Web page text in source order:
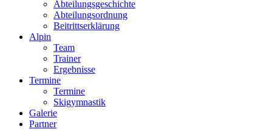
Abteilungsgeschichte
Abteilungsordnung
Beitrittserklärung
Alpin
Team
Trainer
Ergebnisse
Termine
Termine
Skigymnastik
Galerie
Partner